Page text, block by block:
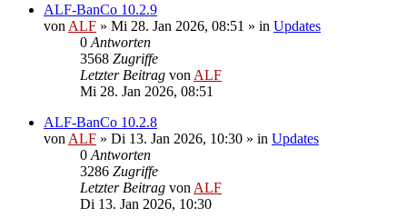
ALF-BanCo 10.2.9
von ALF » Mi 28. Jan 2026, 08:51 » in Updates
0 Antworten
3568 Zugriffe
Letzter Beitrag von ALF
Mi 28. Jan 2026, 08:51
ALF-BanCo 10.2.8
von ALF » Di 13. Jan 2026, 10:30 » in Updates
0 Antworten
3286 Zugriffe
Letzter Beitrag von ALF
Di 13. Jan 2026, 10:30